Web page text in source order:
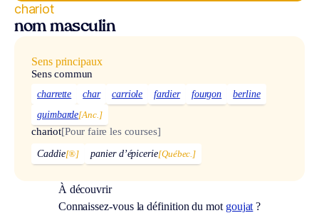
chariot
nom masculin
Sens principaux
Sens commun
charrette char carriole fardier fourgon
berline
guimbarde[Anc.]
chariot[Pour faire les courses]
Caddie[®] panier d’épicerie[Québec.]
À découvrir
Connaissez-vous la définition du mot goujat ?